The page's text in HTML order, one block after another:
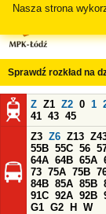
Nasza strona
Sprawdź rozkład na
Z Z1 Z2 0 1
41 43 45
Z3 Z6 Z13
55B 55C 56
64A 64B 65A
73 75A 75B
84B 85A 85B
91C 92A 92B
G1 G2 H
W